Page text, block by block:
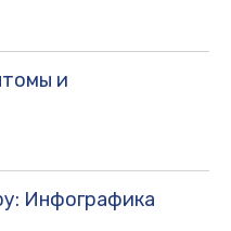
и
Инфографика